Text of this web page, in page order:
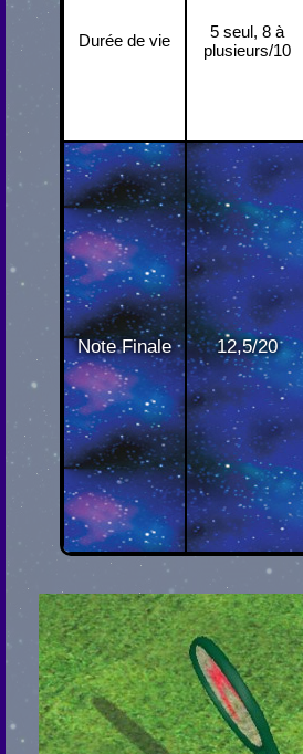
Durée de vie
5 seul, 8 à
plusieurs/10
Note Finale 12,5/20